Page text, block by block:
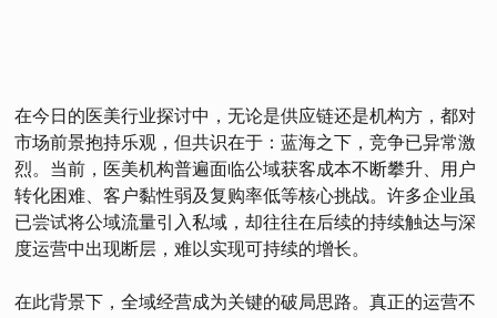
在今日的医美行业探讨中，无论是供应链还是机构方，都对
市场前景抱持乐观，但共识在于：蓝海之下，竞争已异常激
烈。当前，医美机构普遍面临公域获客成本不断攀升、用户
转化困难、客户黏性弱及复购率低等核心挑战。许多企业虽
已尝试将公域流量引入私域，却往往在后续的持续触达与深
度运营中出现断层，难以实现可持续的增长。
在此背景下，全域经营成为关键的破局思路。真正的运营不